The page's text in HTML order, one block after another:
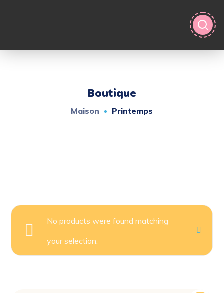
Boutique
Maison Printemps
No products were found matching
your selection.